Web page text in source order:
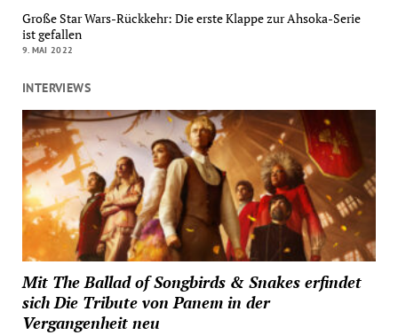
Große Star Wars-Rückkehr: Die erste Klappe zur Ahsoka-Serie
ist gefallen
9. MAI 2022
INTERVIEWS
Mit The Ballad of Songbirds & Snakes erfindet
sich Die Tribute von Panem in der
Vergangenheit neu